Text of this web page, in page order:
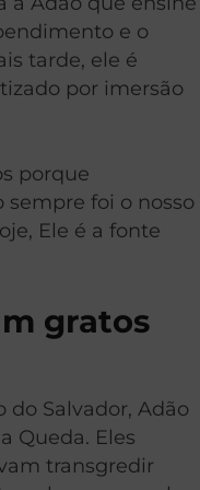
e o
tarde, ele é
por imersão
porque
sempre foi o nosso
Ele é a fonte
gratos
Salvador, Adão
Queda. Eles
transgredir